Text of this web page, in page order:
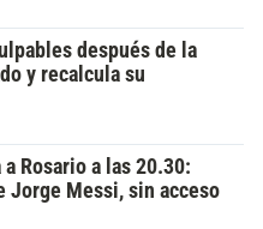
después de la
y recalcula su
Rosario a las 20.30:
Messi, sin acceso